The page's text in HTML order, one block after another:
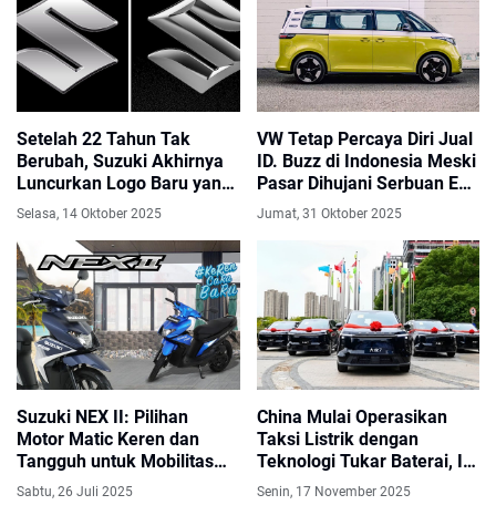
Setelah 22 Tahun Tak
Berubah, Suzuki Akhirnya
Luncurkan Logo Baru yang
Lebih Futuristik
Selasa, 14 Oktober 2025
VW Tetap Percaya Diri Jual
ID. Buzz di Indonesia Meski
Pasar Dihujani Serbuan EV
China
Jumat, 31 Oktober 2025
Suzuki NEX II: Pilihan
Motor Matic Keren dan
Tangguh untuk Mobilitas
Harian Anak Muda
Sabtu, 26 Juli 2025
China Mulai Operasikan
Taksi Listrik dengan
Teknologi Tukar Baterai, Isi
Daya Cuma 90 Detik
Senin, 17 November 2025